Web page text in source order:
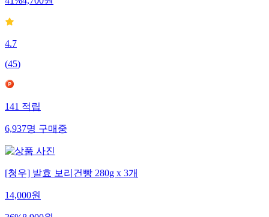
41%4,700원
4.7
(45)
141적립
6,937명구매중
[청우] 발효 보리건빵 280g x 3개
14,000원